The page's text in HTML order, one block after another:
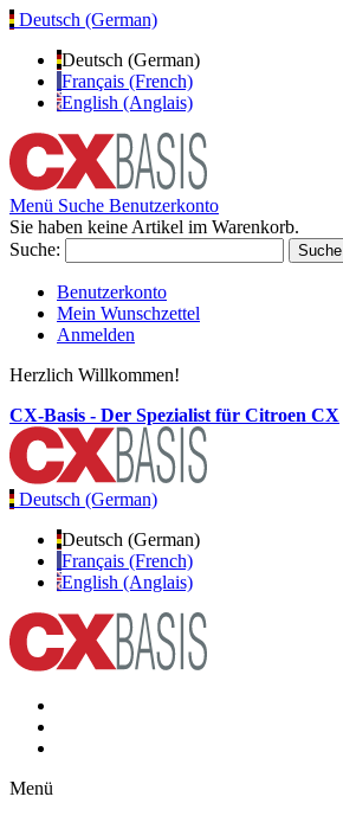
Deutsch (German)
Deutsch (German)
Français (French)
English (Anglais)
Menü Suche Benutzerkonto
Sie haben keine Artikel im Warenkorb.
Suche:
Suche
Benutzerkonto
Mein Wunschzettel
Anmelden
Herzlich Willkommen!
CX-Basis - Der Spezialist für Citroen CX
Deutsch (German)
Deutsch (German)
Français (French)
English (Anglais)
Menü